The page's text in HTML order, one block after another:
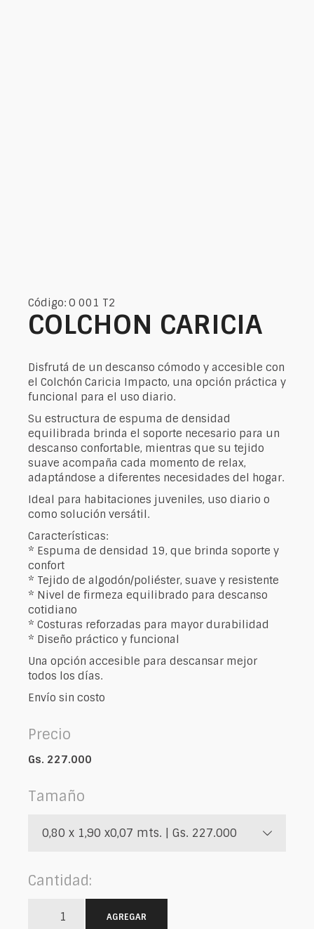
Código: O 001 T2
COLCHON CARICIA
Disfrutá de un descanso cómodo y accesible con
el Colchón Caricia Impacto, una opción práctica y
funcional para el uso diario.
Su estructura de espuma de densidad
equilibrada brinda el soporte necesario para un
descanso confortable, mientras que su tejido
suave acompaña cada momento de relax,
adaptándose a diferentes necesidades del hogar.
Ideal para habitaciones juveniles, uso diario o
como solución versátil.
Características:
* Espuma de densidad 19, que brinda soporte y
confort
* Tejido de algodón/poliéster, suave y resistente
* Nivel de firmeza equilibrado para descanso
cotidiano
* Costuras reforzadas para mayor durabilidad
* Diseño práctico y funcional
Una opción accesible para descansar mejor
todos los días.
Envío sin costo
Precio
Gs. 227.000
Tamaño
0,80 x 1,90 x0,07 mts. | Gs. 227.000
Cantidad:
AGREGAR